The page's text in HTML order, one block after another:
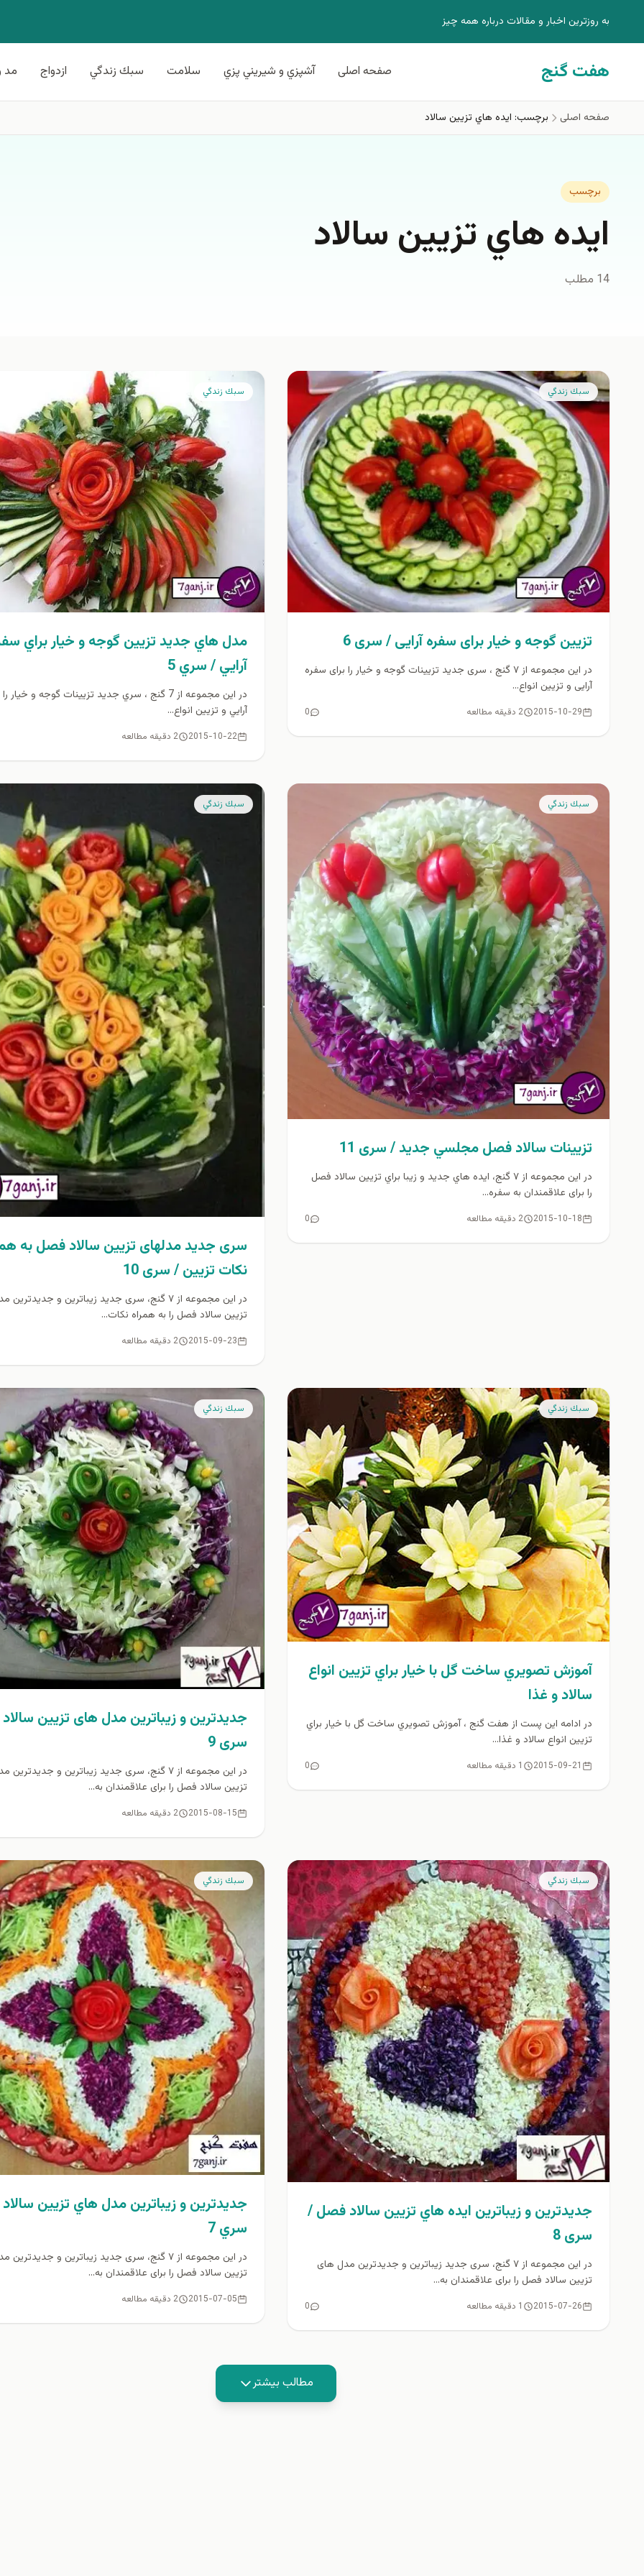
به روزترين اخبار و مقالات درباره همه چيز
هفت گنج صفحه اصلی آشپزي و شيريني پزي سلامت سبك زندگي ازدواج مد
صفحه اصلی برچسب: ايده هاي تزيين سالاد
برچسب
ايده هاي تزيين سالاد
14 مطلب
سبك زندگي
تزیین گوجه و خیار برای سفره آرایی / سری 6
در این مجموعه از ۷ گنج ، سری جدید تزیینات گوجه و خیار را برای سفره
آرایی و تزیین انواع...
2015-10-29 2 دقیقه مطالعه 0
سبك زندگي
مدل هاي جديد تزيين گوجه و خيار براي
آرايي / سري 5
در اين مجموعه از 7 گنج ، سري جديد تزيينات گوجه و
آرايي و تزيين انواع...
2015-10-22 2 دقیقه مطالعه
سبك زندگي
تزیینات سالاد فصل مجلسي جديد / سری 11
در این مجموعه از ۷ گنج، ايده هاي جدید و زيبا براي تزیین سالاد فصل
را برای علاقمندان به سفره...
2015-10-18 2 دقیقه مطالعه 0
سبك زندگي
سری جدید مدلهای تزیین سالاد فصل به
نكات تزيين / سری 10
در این مجموعه از ۷ گنج، سری جدید زیباترین و
تزیین سالاد فصل را به همراه نكات...
2015-09-23 2 دقیقه مطالعه
سبك زندگي
آموزش تصويري ساخت گل با خيار براي تزيين انواع
سالاد و غذا
در ادامه اين پست از هفت گنج ، آموزش تصويري ساخت گل با خيار براي
تزيين انواع سالاد و غذا...
2015-09-21 1 دقیقه مطالعه 0
سبك زندگي
جدیدترین و زیباترین مدل های تزیین
سری 9
در این مجموعه از ۷ گنج، سری جدید زیباترین و
تزیین سالاد فصل را برای علاقمندان به...
2015-08-15 2 دقیقه مطالعه
سبك زندگي
جدیدترین و زیباترین ايده هاي تزیین سالاد فصل /
سری 8
در این مجموعه از ۷ گنج، سری جدید زیباترین و جدیدترین مدل های
تزیین سالاد فصل را برای علاقمندان به...
2015-07-26 1 دقیقه مطالعه 0
سبك زندگي
جديدترين و زيباترين مدل هاي تزيين
سري 7
در این مجموعه از ۷ گنج، سری جدید زیباترین و
تزیین سالاد فصل را برای علاقمندان به...
2015-07-05 2 دقیقه مطالعه
مطالب بیشتر